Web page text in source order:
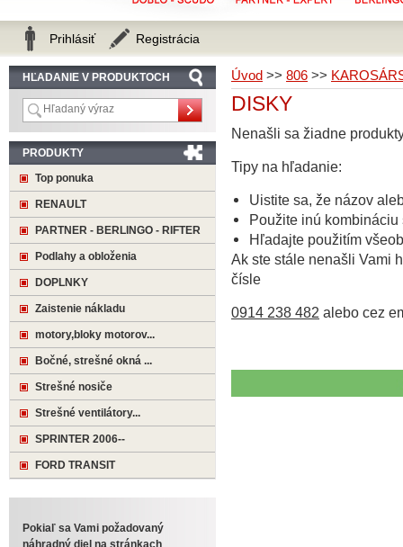
Úvod >> 806 >>
DISKY
Nenašli sa žiadne
Tipy na hľadanie:
Uistite sa, že názov
Použite inú
Hľadajte použitím
Ak ste stále nenašli Vami
čísle
0914 238 482 alebo cez
HĽADANIE V PRODUKTOCH
PRODUKTY
Top ponuka
RENAULT
PARTNER - BERLINGO - RIFTER
Podlahy a obloženia
DOPLNKY
Zaistenie nákladu
motory,bloky motorov...
Bočné, strešné okná ...
Strešné nosiče
Strešné ventilátory...
SPRINTER 2006--
FORD TRANSIT
Pokiaľ sa Vami požadovaný
náhradný diel na stránkach
Prihlásiť Registrácia